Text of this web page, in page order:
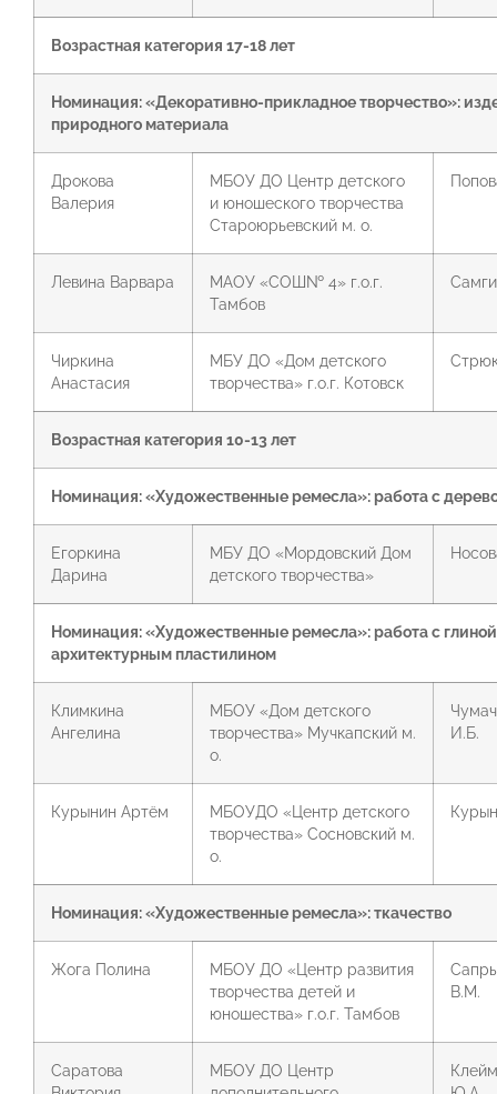
Возрастная категория 17-18 лет
Номинация: «Декоративно-прикладное творчество»:
природного материала
Дрокова
Валерия
МБОУ ДО Центр детского
и юношеского творчества
Староюрьевский м. о.
Левина Варвара
МАОУ «СОШ№ 4» г.о.г.
Тамбов
Чиркина
Анастасия
МБУ ДО «Дом детского
творчества» г.о.г. Котовск
Возрастная категория 10-13 лет
Номинация: «Художественные ремесла»: работа с
Егоркина
Дарина
МБУ ДО «Мордовский Дом
детского творчества»
Номинация: «Художественные ремесла»: работа с
архитектурным пластилином
Климкина
Ангелина
МБОУ «Дом детского
творчества» Мучкапский м.
о.
И.Б.
Курынин Артём
МБОУДО «Центр детского
творчества» Сосновский м.
о.
Номинация: «Художественные ремесла»: ткачество
Жога Полина
МБОУ ДО «Центр развития
творчества детей и
юношества» г.о.г. Тамбов
В.М.
Саратова
МБОУ ДО Центр